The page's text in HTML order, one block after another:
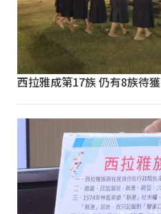
西拉雅成第17族 仍有8族待